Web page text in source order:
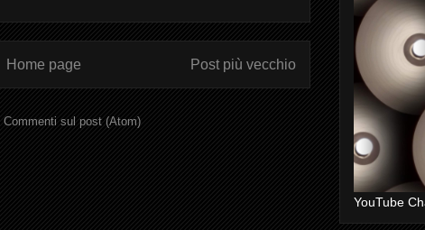
Post più vecchio
Home page
Commenti sul post (Atom)
YouTube